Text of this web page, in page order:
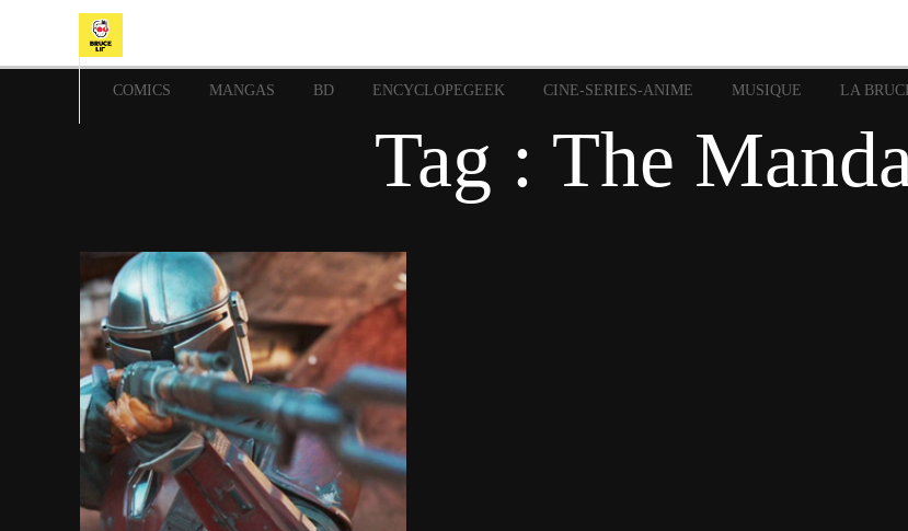
COMICS MANGAS BD ENCYCLOPEGEEK CINE-SERIES-ANIME MUSIQUE LA
Tag : The
7 août 2020
Mangas Marvel
Panini
Punisher Special
Teamup Tornado Urban